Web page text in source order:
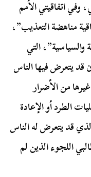
اتفاقيتي الأمم
مناهضة التعذيب”،
التي
قد يتعرض فيها الناس
من الأضرار
الطرد أو الإعادة
قد يتعرض له الناس
اللجوء الذين لم